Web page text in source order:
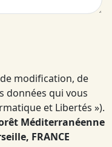
modification, de
données qui vous
et Libertés »).
Méditerranéenne
FRANCE